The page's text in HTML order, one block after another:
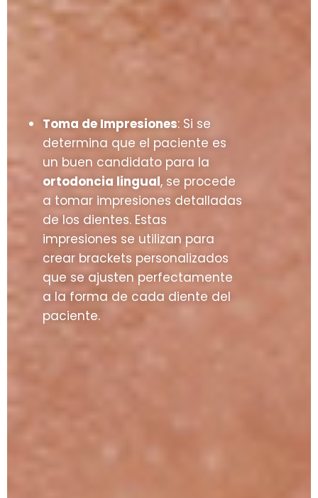
Toma de Impresiones: Si se
determina que el paciente es
un buen candidato para la
ortodoncia lingual, se procede
a tomar impresiones detalladas
de los dientes. Estas
impresiones se utilizan para
crear brackets personalizados
que se ajusten perfectamente
a la forma de cada diente del
paciente.